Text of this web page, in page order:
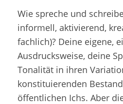
Wie spreche und
informell, aktivierend,
fachlich)? Deine eigene,
Ausdrucksweise, deine
Tonalität in ihren
konstituierenden
öffentlichen Ichs. Aber